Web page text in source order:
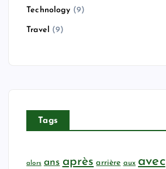
Technology (9)
Travel (9)
Tags
alors ans après arrière aux avec